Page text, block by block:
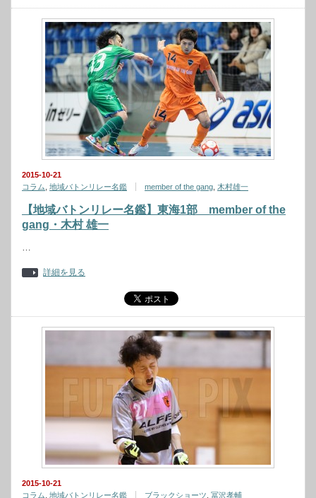
2015-10-21
コラム 地域バトンリレー名鑑 member of the gang 木村雄一
【地域バトンリレー名鑑】東海1部 member of the
gang・木村 雄一
…
詳細を見る
2015-10-21
コラム 地域バトンリレー名鑑 ブラックショーツ 冨沢孝輔